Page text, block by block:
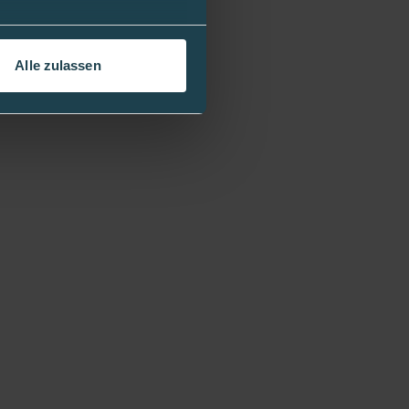
Alle zulassen